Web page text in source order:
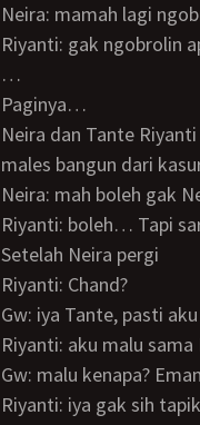
Neira: mamah lagi
Riyanti: gak ngobrolin
…
Paginya…
Neira dan Tante Riyanti sedang menyiapkan makanan… Gw sudah melek tapi masih
males bangun dari
Neira: mah boleh gak
Riyanti: boleh… Tapi
Setelah Neira pergi
Riyanti: Chand?
Gw: iya Tante, pasti
Riyanti: aku malu sama
Gw: malu kenapa?
Riyanti: iya gak sih